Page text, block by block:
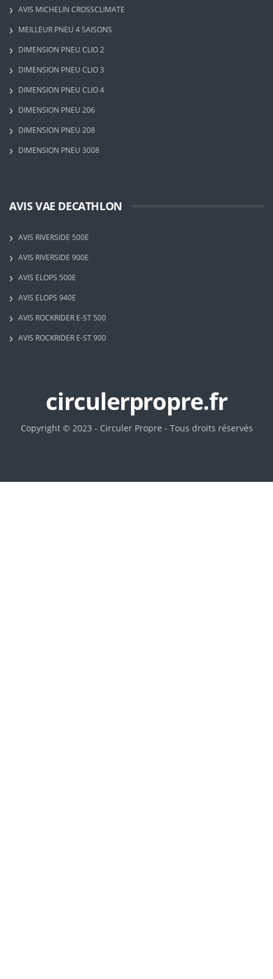
AVIS MICHELIN CROSSCLIMATE
MEILLEUR PNEU 4 SAISONS
DIMENSION PNEU CLIO 2
DIMENSION PNEU CLIO 3
DIMENSION PNEU CLIO 4
DIMENSION PNEU 206
DIMENSION PNEU 208
DIMENSION PNEU 3008
AVIS VAE DECATHLON
AVIS RIVERSIDE 500E
AVIS RIVERSIDE 900E
AVIS ELOPS 500E
AVIS ELOPS 940E
AVIS ROCKRIDER E-ST 500
AVIS ROCKRIDER E-ST 900
circulerpropre.fr
Copyright © 2023 - Circuler Propre - Tous droits réservés